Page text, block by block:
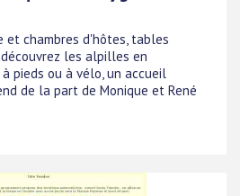
et chambres d'hôtes, tables
les alpilles en
pieds ou à vélo, un accueil
de la part de Monique et René